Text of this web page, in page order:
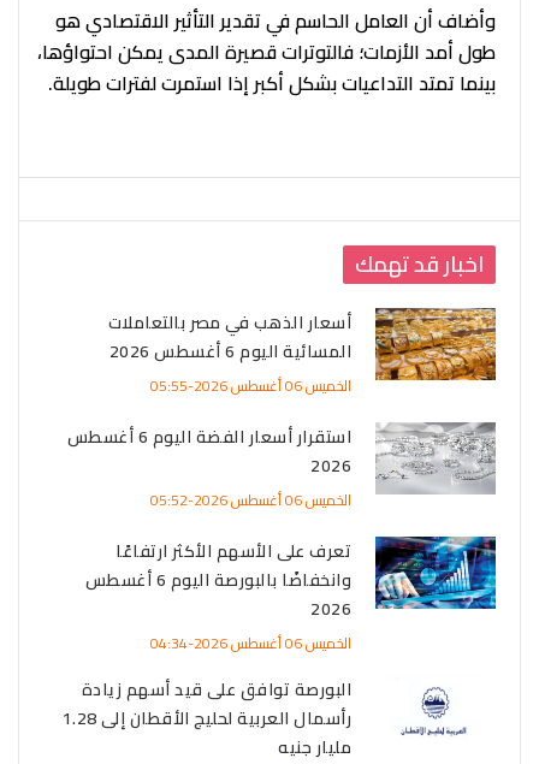
وأضاف أن العامل الحاسم في تقدير التأثير الاقتصادي هو
طول أمد الأزمات؛ فالتوترات قصيرة المدى يمكن احتواؤها،
بينما تمتد التداعيات بشكل أكبر إذا استمرت لفترات طويلة.
اخبار قد تهمك
أسعار الذهب في مصر بالتعاملات
المسائية اليوم 6 أغسطس 2026
الخميس 06 أغسطس 2026-05:55
استقرار أسعار الفضة اليوم 6 أغسطس
2026
الخميس 06 أغسطس 2026-05:52
تعرف على الأسهم الأكثر ارتفاعًا
وانخفاضًا بالبورصة اليوم 6 أغسطس
2026
الخميس 06 أغسطس 2026-04:34
البورصة توافق على قيد أسهم زيادة
رأسمال العربية لحليج الأقطان إلى 1.28
مليار جنيه